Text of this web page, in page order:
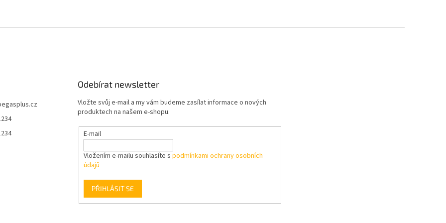
Odebírat newsletter
Vložte svůj e-mail a my vám budeme zasílat informace o nových
produktech na našem e-shopu.
E-mail
Vložením e-mailu souhlasíte s podmínkami ochrany osobních
údajů
PŘIHLÁSIT SE